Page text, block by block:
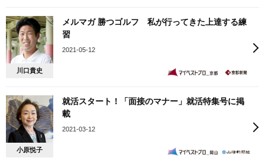
川口貴史
メルマガ 勝つゴルフ 私が行ってきた上達する練
習
2021-05-12
小原悦子
就活スタート！「面接のマナー」就活特集号に掲
載
2021-03-12